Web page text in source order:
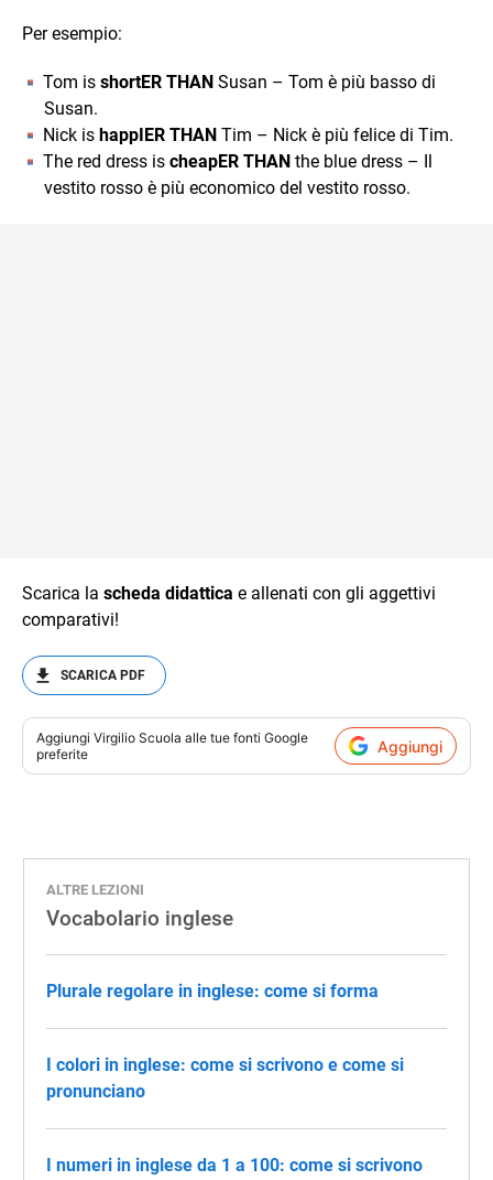
Per esempio:
Tom is shortER THAN Susan – Tom è più basso di
Susan.
Nick is happIER THAN Tim – Nick è più felice di Tim.
The red dress is cheapER THAN the blue dress – Il
vestito rosso è più economico del vestito rosso.
Scarica la scheda didattica e allenati con gli aggettivi
comparativi!
SCARICA PDF
Aggiungi Virgilio Scuola alle tue fonti Google
preferite
Aggiungi
ALTRE LEZIONI
Vocabolario inglese
Plurale regolare in inglese: come si forma
I colori in inglese: come si scrivono e come si
pronunciano
I numeri in inglese da 1 a 100: come si scrivono